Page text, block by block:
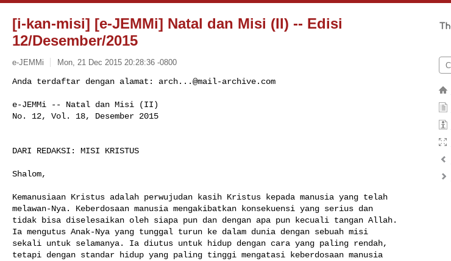
[i-kan-misi] [e-JEMMi] Natal dan Misi (II) -- Edisi
12/Desember/2015
e-JEMMi Mon, 21 Dec 2015 20:28:36 -0800
Anda terdaftar dengan alamat: arch...@mail-archive.com
e-JEMMi -- Natal dan Misi (II)
No. 12, Vol. 18, Desember 2015
DARI REDAKSI: MISI KRISTUS
Shalom,
Kemanusiaan Kristus adalah perwujudan kasih Kristus kepada manusia yang telah
melawan-Nya. Keberdosaan manusia mengakibatkan konsekuensi yang serius dan
tidak bisa diselesaikan oleh siapa pun dan dengan apa pun kecuali tangan Allah.
Ia mengutus Anak-Nya yang tunggal turun ke dalam dunia dengan sebuah misi
sekali untuk selamanya. Ia diutus untuk hidup dengan cara yang paling rendah,
tetapi dengan standar hidup yang paling tinggi mengatasi keberdosaan manusia